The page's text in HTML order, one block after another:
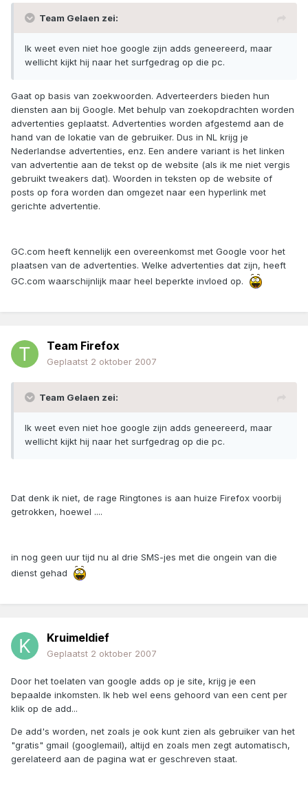
Team Gelaen zei:
Ik weet even niet hoe google zijn adds geneereerd, maar
wellicht kijkt hij naar het surfgedrag op die pc.
Gaat op basis van zoekwoorden. Adverteerders bieden hun
diensten aan bij Google. Met behulp van zoekopdrachten worden
advertenties geplaatst. Advertenties worden afgestemd aan de
hand van de lokatie van de gebruiker. Dus in NL krijg je
Nederlandse advertenties, enz. Een andere variant is het linken
van advertentie aan de tekst op de website (als ik me niet vergis
gebruikt tweakers dat). Woorden in teksten op de website of
posts op fora worden dan omgezet naar een hyperlink met
gerichte advertentie.
GC.com heeft kennelijk een overeenkomst met Google voor het
plaatsen van de advertenties. Welke advertenties dat zijn, heeft
GC.com waarschijnlijk maar heel beperkte invloed op.
Team Firefox
Geplaatst 2 oktober 2007
Team Gelaen zei:
Ik weet even niet hoe google zijn adds geneereerd, maar
wellicht kijkt hij naar het surfgedrag op die pc.
Dat denk ik niet, de rage Ringtones is aan huize Firefox voorbij
getrokken, hoewel ....
in nog geen uur tijd nu al drie SMS-jes met die ongein van die
dienst gehad
Kruimeldief
Geplaatst 2 oktober 2007
Door het toelaten van google adds op je site, krijg je een
bepaalde inkomsten. Ik heb wel eens gehoord van een cent per
klik op de add...
De add's worden, net zoals je ook kunt zien als gebruiker van het
"gratis" gmail (googlemail), altijd en zoals men zegt automatisch,
gerelateerd aan de pagina wat er geschreven staat.